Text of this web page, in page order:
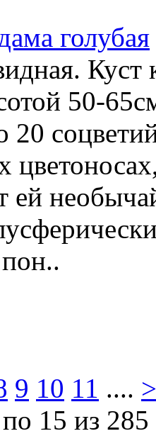
голубая
Куст
50-
20
ей
9 10 11 .... >
15 из